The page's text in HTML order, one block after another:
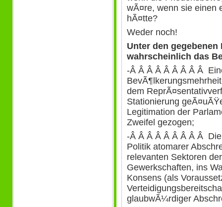
wÃ¤re, wenn sie einen
hÃ¤tte?
Weder noch!
Unter den
wahrscheinlich das
-Â Â Â Â Â Â Â Â Â
dem
Stationierung
Legitimation der
Zweifel gezogen;
-Â Â Â Â Â Â Â Â Â
Politik atomarer
relevanten Sektoren
Gewerkschaften, ins
Konsens (als
glaubwÃ¼rdiger